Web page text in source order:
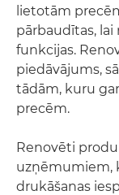
lietotām
pārbaudītas,
funkcijas.
piedāvājums,
tādām, kuru
precēm.
Renovēti
uzņēmumiem,
drukāšanas